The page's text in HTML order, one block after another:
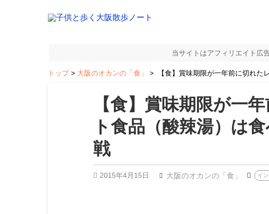
当サイトはアフィリエイト広
トップ 大阪のオカンの「食」 【食】賞味期限が一年前に切れた
【食】賞味期限が一
ト食品（酸辣湯）は
戦
2015年4月15日 大阪のオカンの「食」 イ